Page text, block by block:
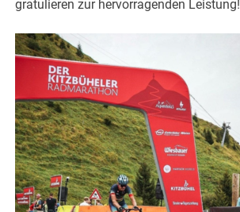
gratulieren zur hervorragenden Leistung!